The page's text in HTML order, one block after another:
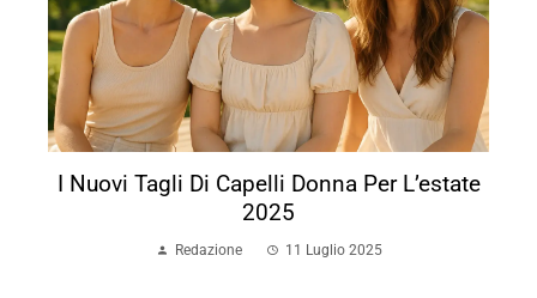
I Nuovi Tagli Di Capelli Donna Per L’estate
2025
Redazione 11 Luglio 2025